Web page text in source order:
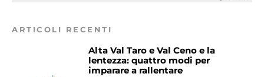
ARTICOLI RECENTI
Alta Val Taro e Val Ceno e la
lentezza: quattro modi per
imparare a rallentare